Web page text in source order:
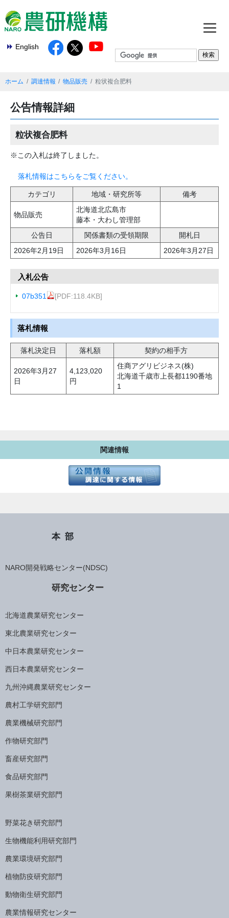
English
ホーム 調達情報 物品販売 粒状複合肥料
公告情報詳細
粒状複合肥料
※この入札は終了しました。
落札情報はこちらをご覧ください。
カテゴリ 地域・研究所等 備考
物品販売
北海道北広島市
藤本・大わし管理部
公告日
関係書類の受領期限
開札日
2026年2月19日
2026年3月16日 2026年3月27日
入札公告
07b351 [PDF:118.4KB]
落札情報
落札決定日 落札額 契約の相手方
2026年3月27
日
4,123,020
円
住商アグリビジネス(株)
北海道千歳市上長都1190番地
1
関連情報
本部
NARO開発戦略センター(NDSC)
研究センター
北海道農業研究センター
東北農業研究センター
中日本農業研究センター
西日本農業研究センター
九州沖縄農業研究センター
農村工学研究部門
農業機械研究部門
作物研究部門
畜産研究部門
食品研究部門
果樹茶業研究部門
野菜花き研究部門
生物機能利用研究部門
農業環境研究部門
植物防疫研究部門
動物衛生研究部門
農業情報研究センター